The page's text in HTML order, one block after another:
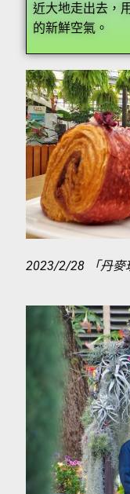
近大地走出去，
的新鮮空氣。
2023/2/28 「丹麥